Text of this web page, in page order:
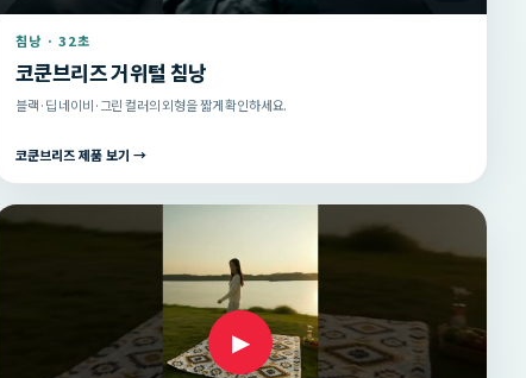
침낭 · 32초
코쿤브리즈 거위털 침낭
블랙·딥 네이비·그린 컬러의 외형을 짧게 확인하세요.
코쿤브리즈 제품 보기 →
▶